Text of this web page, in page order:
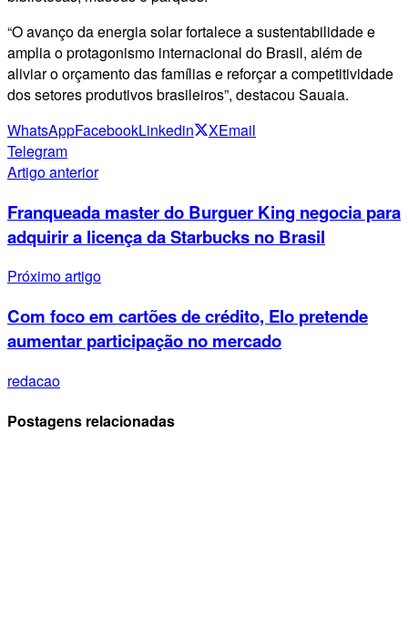
“O avanço da energia solar fortalece a sustentabilidade e
amplia o protagonismo internacional do Brasil, além de
aliviar o orçamento das famílias e reforçar a competitividade
dos setores produtivos brasileiros”, destacou Sauaia.
WhatsAppFacebookLinkedin XEmail
Telegram
Artigo anterior
Franqueada master do Burguer King negocia para
adquirir a licença da Starbucks no Brasil
Próximo artigo
Com foco em cartões de crédito, Elo pretende
aumentar participação no mercado
redacao
Postagens relacionadas